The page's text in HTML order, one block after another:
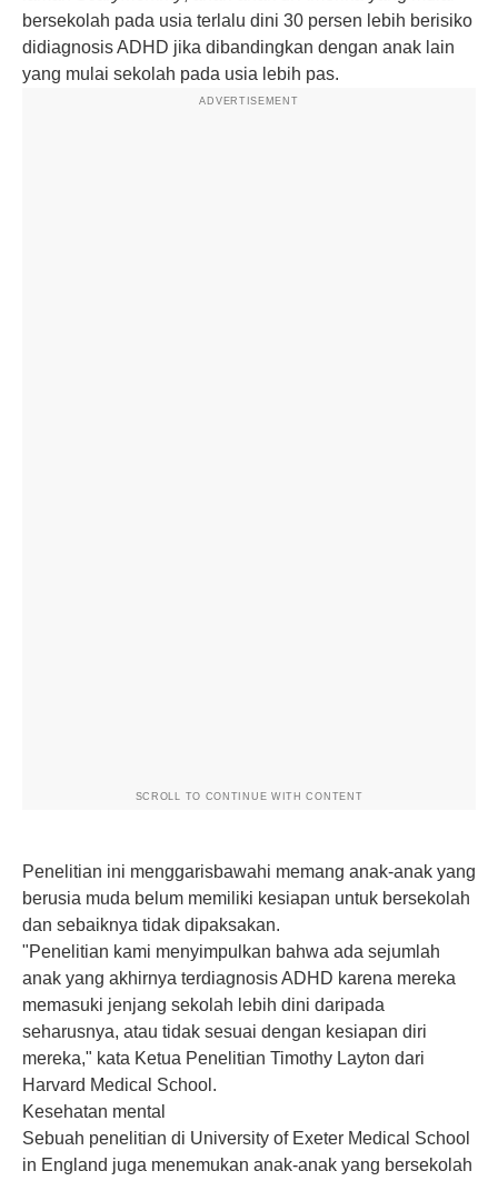
bersekolah pada usia terlalu dini 30 persen lebih berisiko
didiagnosis ADHD jika dibandingkan dengan anak lain
yang mulai sekolah pada usia lebih pas.
ADVERTISEMENT
SCROLL TO CONTINUE WITH CONTENT
Penelitian ini menggarisbawahi memang anak-anak yang
berusia muda belum memiliki kesiapan untuk bersekolah
dan sebaiknya tidak dipaksakan.
"Penelitian kami menyimpulkan bahwa ada sejumlah
anak yang akhirnya terdiagnosis ADHD karena mereka
memasuki jenjang sekolah lebih dini daripada
seharusnya, atau tidak sesuai dengan kesiapan diri
mereka," kata Ketua Penelitian Timothy Layton dari
Harvard Medical School.
Kesehatan mental
Sebuah penelitian di University of Exeter Medical School
in England juga menemukan anak-anak yang bersekolah